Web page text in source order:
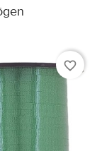
favorite_border